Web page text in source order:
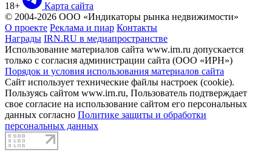
18+
Карта сайта
© 2004-2026 ООО «Индикаторы рынка недвижимости»
О проекте Реклама и пиар Контакты
Награды IRN.RU в медиапространстве
Использование материалов сайта www.irn.ru допускается
только с согласия администрации сайта (ООО «ИРН»)
Порядок и условия использования материалов сайта
Сайт использует технические файлы настроек (cookie).
Пользуясь сайтом www.irn.ru, Пользователь подтверждает
свое согласие на использование сайтом его персональных
данных согласно Политике защиты и обработки
персональных данных